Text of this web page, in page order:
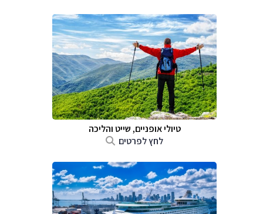
טיולי אופניים, שייט והליכה
לחץ לפרטים